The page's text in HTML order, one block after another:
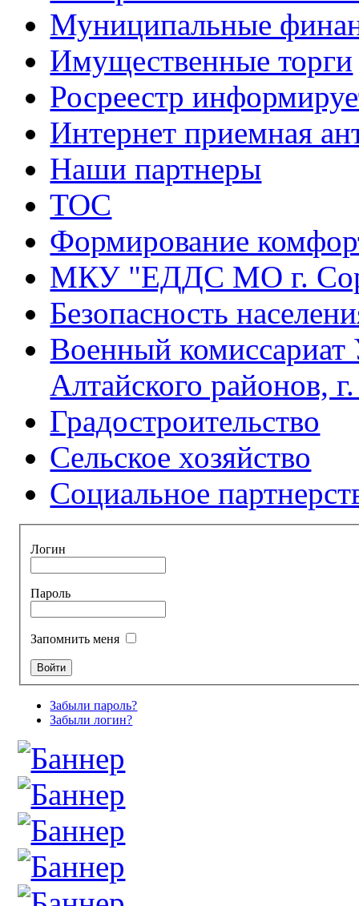
Муниципальные
Имущественные торги
Росреестр
Интернет приемная
Наши партнеры
ТОС
Формирование
МКУ "ЕДДС МО г.
Безопасность
Военный комиссариат
Алтайского районов,
Градостроительство
Сельское хозяйство
Социальное
Логин
Пароль
Запомнить меня
Забыли пароль?
Забыли логин?